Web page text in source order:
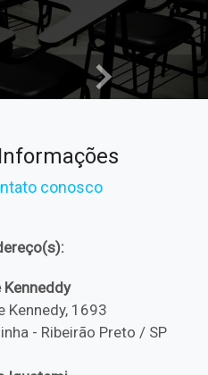
conosco
Kenneddy
Kennedy, 1693
- Ribeirão Preto / SP